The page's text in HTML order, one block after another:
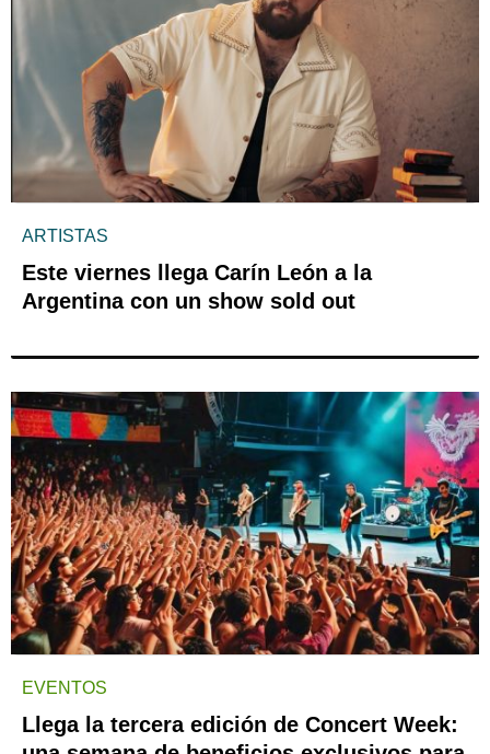
ARTISTAS
Este viernes llega Carín León a la
Argentina con un show sold out
EVENTOS
Llega la tercera edición de Concert Week: